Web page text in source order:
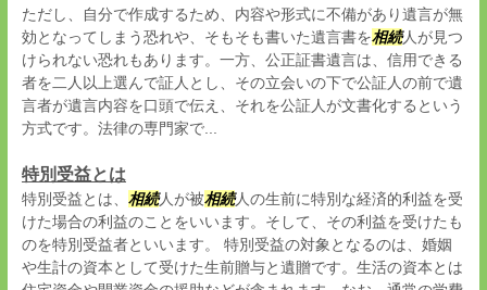
ただし、自分で作成するため、内容や形式に不備があり遺言が無
効となってしまう恐れや、そもそも書いた遺言書を相続人が見つ
けられない恐れもあります。一方、公正証書遺言は、信用できる
者を二人以上選んで証人とし、その立会いの下で公証人の前で遺
言者が遺言内容を口頭で伝え、それを公証人が文書化するという
方式です。法律の専門家で...
特別受益とは
特別受益とは、 相続人が被相続人の生前に特別な経済的利益を受
けた場合の利益のことをいいます。そして、その利益を受けたも
のを特別受益者といいます。 特別受益の対象となるのは、婚姻
や生計の資本として受けた生前贈与と遺贈です。生活の資本とは